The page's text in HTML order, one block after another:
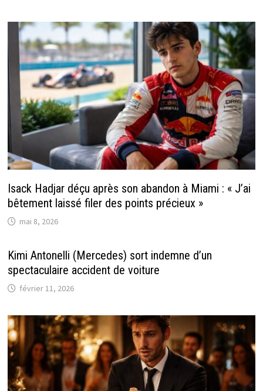
Isack Hadjar déçu après son abandon à Miami : « J’ai
bêtement laissé filer des points précieux »
mai 8, 2026
Kimi Antonelli (Mercedes) sort indemne d’un
spectaculaire accident de voiture
février 11, 2026